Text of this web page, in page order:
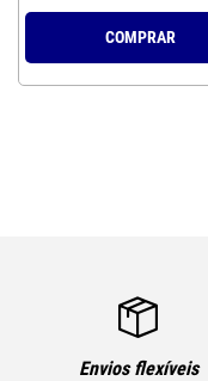
COMPRAR
Envios flexíveis